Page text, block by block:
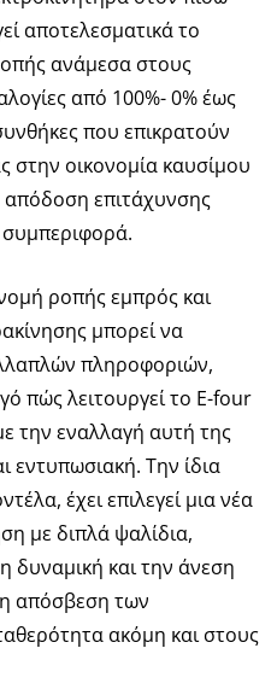
αποτελεσματικά το
ανάμεσα στους
από 100%- 0% έως
που επικρατούν
οικονομία καυσίμου
απόδοση επιτάχυνσης
συμπεριφορά.
ροπής εμπρός και
μπορεί να
πληροφοριών,
πώς λειτουργεί το E-four
την εναλλαγή αυτή της
εντυπωσιακή. Την ίδια
έχει επιλεγεί μια νέα
με διπλά ψαλίδια,
δυναμική και την άνεση
απόσβεση των
ακόμη και στους